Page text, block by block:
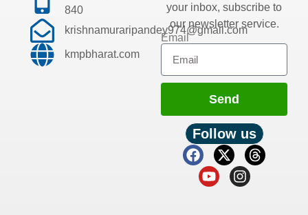
840
krishnamuraripandey974@gmail.com
kmpbharat.com
your inbox, subscribe to
our newsletter service.
Email
Send
Follow us